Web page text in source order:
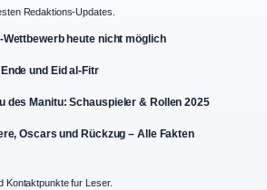
Redaktions-Updates.
Wettbewerb heute nicht möglich
und Eid al-Fitr
des Manitu: Schauspieler & Rollen 2025
Oscars und Rückzug – Alle Fakten
Kontaktpunkte fur Leser.